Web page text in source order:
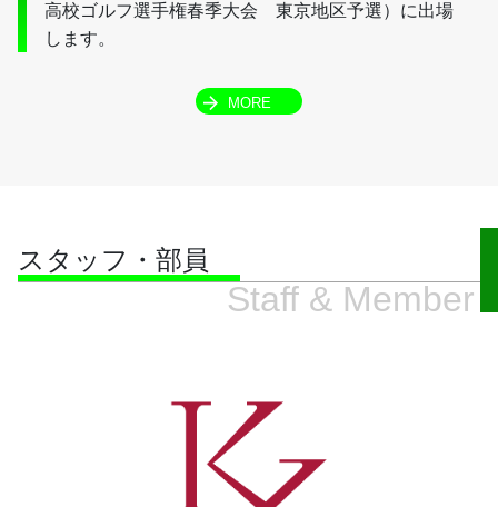
高校ゴルフ選手権春季大会　東京地区予選）に出場
します。
MORE
スタッフ・部員
Staff & Member